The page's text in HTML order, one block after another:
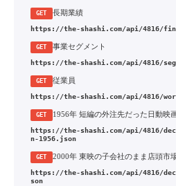
GET 長期業績
https://the-shashi.com/api/4816/
GET 事業セグメント
https://the-shashi.com/api/4816/
GET 従業員
https://the-shashi.com/api/4816/
GET
https://the-shashi.com/api/4816/
n-1956.json
GET
https://the-shashi.com/api/4816/
son